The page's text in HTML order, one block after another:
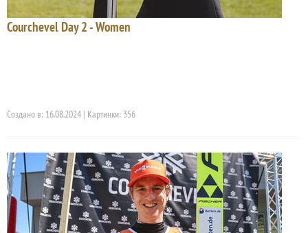
Courchevel Day 2 - Women
Создано в: 16.08.2024 | Картинки: 356